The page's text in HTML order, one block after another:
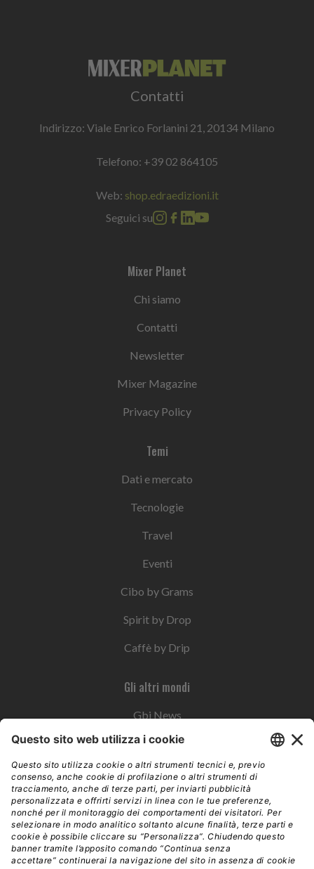
Contatti
Indirizzo: Viale Enrico Forlanini 21, 20134 Milano
Telefono: +39 02 864105
Web: shop.edraedizioni.it
Seguici su
Mixer Planet
Chi siamo
Contatti
Newsletter
Mixer Magazine
Privacy Policy
Temi
Dati e mercato
Tecnologie
Travel
Eventi
Cibo by Grams
Spirit by Drop
Caffè by Drip
Gli altri mondi
Gbi News
Instoremag
Esplora il gruppo
Edra Edizioni
Edizioni LSWR